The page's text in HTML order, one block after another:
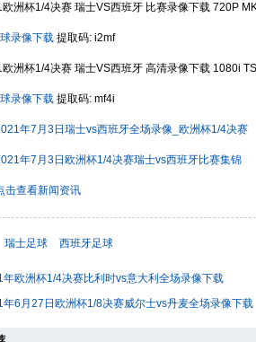
洲杯1/4决赛 瑞士VS西班牙 比赛录像下载 720P
录像下载 提取码: i2mf
洲杯1/4决赛 瑞士VS西班牙 高清录像下载 1080i
录像下载 提取码: mf4i
年7月3日瑞士vs西班牙全场录像_欧洲杯1/4决赛
年7月3日欧洲杯1/4决赛瑞士vs西班牙比赛集锦
击查看新闻资讯
瑞士足球 西班牙足球
年欧洲杯1/4决赛比利时vs意大利全场录像下载
年6月27日欧洲杯1/8决赛威尔士vs丹麦全场录像下载